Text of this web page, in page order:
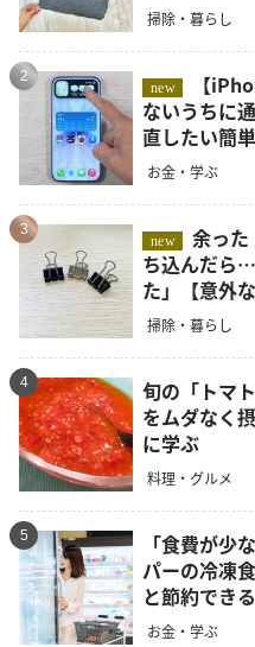
掃除・暮らし
2
new
ないうちに
直したい簡
お金・学ぶ
3
new
余った「ダブルクリップ」を車に持
ち込んだら
た」【意外
掃除・暮らし
4
旬の「トマ
をムダなく
に学ぶ
料理・グルメ
5
「食費が少
パーの冷凍
と節約できる
お金・学ぶ